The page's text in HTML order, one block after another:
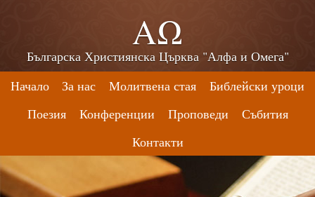
ΑΩ
Българска Християнска Църква "Алфа и Омега"
Начало
За нас Молитвена стая
Библейски уроци
Поезия
Конференции Проповеди
Събития
Контакти